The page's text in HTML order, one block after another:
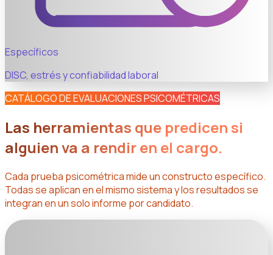
Específicos
DISC, estrés y confiabilidad laboral
CATÁLOGO DE EVALUACIONES PSICOMÉTRICAS
Las herramientas que predicen si
alguien va a rendir en el cargo.
Cada prueba psicométrica mide un constructo específico.
Todas se aplican en el mismo sistema y los resultados se
integran en un solo informe por candidato.